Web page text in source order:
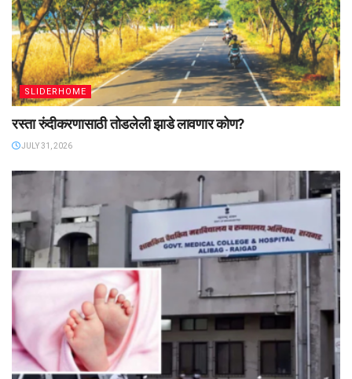
SLIDERHOME
रस्ता रुंदीकरणासाठी तोडलेली झाडे लावणार कोण?
JULY 31, 2026